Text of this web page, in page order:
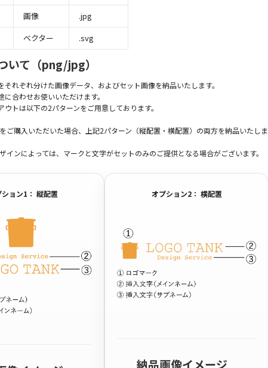
画像
.jpg
ベクター .svg
いて（png/jpg）
それぞれ分けた画像データ、およびセット画像を納品いたします。
に合わせお使いいただけます。
ウトは以下の2パターンをご用意しております。
ご購入いただいた場合、上記2パターン（縦配置・横配置）の両方を納品いたしま
インによっては、マークと文字がセットのみのご提供となる場合がございます。
ョン1： 縦配置 オプション2： 横配置
納品画像イメージ